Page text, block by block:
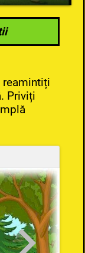
reamintiți
Priviți